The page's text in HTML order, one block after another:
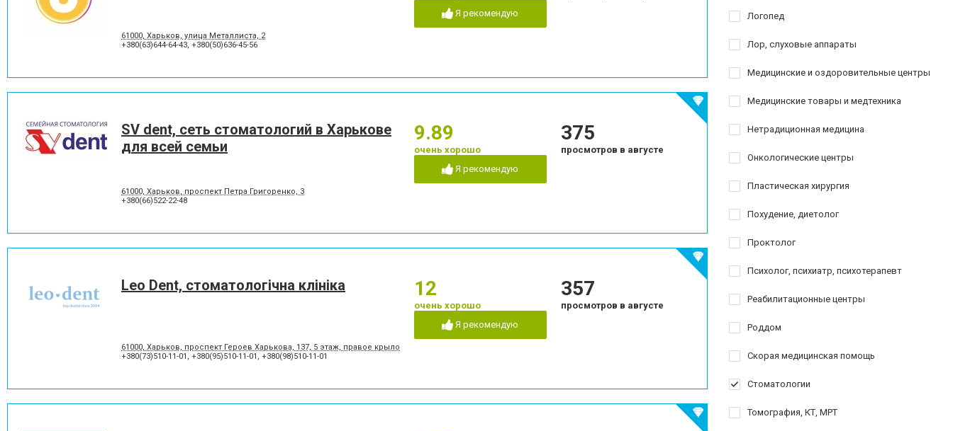
61000, Харьков, улица Металлиста, 2
+380(63)644-64-43, +380(50)636-45-56
Я рекомендую
SV dent, сеть стоматологий в Харькове
для всей семьи
61000, Харьков, проспект Петра Григоренко, 3
+380(66)522-22-48
9.89
очень хорошо
Я рекомендую
375
просмотров в августе
Leo Dent, стоматологічна клініка
61000, Харьков, проспект Героев Харькова, 137, 5 этаж, правое крыло
+380(73)510-11-01 , +380(95)510-11-01 , +380(98)510-11-01
12
очень хорошо
Я рекомендую
357
просмотров в августе
Логопед
Лор, слуховые аппараты
Медицинские и оздоровительные центры
Медицинские товары и медтехника
Нетрадиционная медицина
Онкологические центры
Пластическая хирургия
Похудение, диетолог
Проктолог
Психолог, психиатр, психотерапевт
Реабилитационные центры
Роддом
Скорая медицинская помощь
Стоматологии
Томография, КТ, МРТ